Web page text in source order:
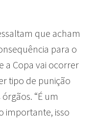
que acham
para o
a Copa vai ocorrer
tipo de punição
“É um
importante, isso